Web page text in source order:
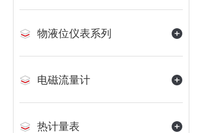
物液位仪表系列
电磁流量计
热计量表